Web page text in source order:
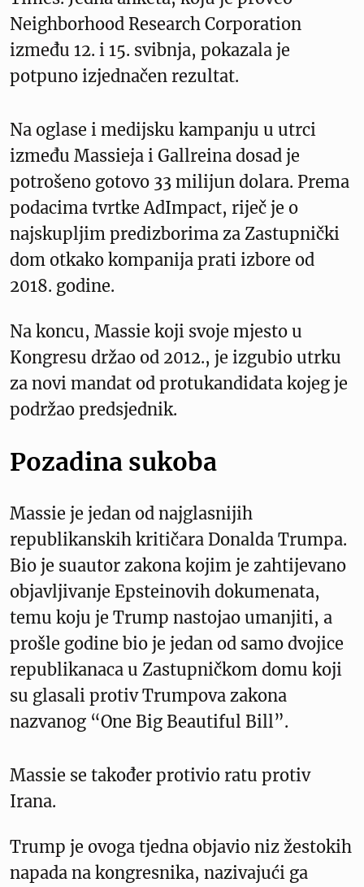
Neighborhood Research Corporation
između 12. i 15. svibnja, pokazala je
potpuno izjednačen rezultat.
Na oglase i medijsku kampanju u utrci
između Massieja i Gallreina dosad je
potrošeno gotovo 33 milijun dolara. Prema
podacima tvrtke AdImpact, riječ je o
najskupljim predizborima za Zastupnički
dom otkako kompanija prati izbore od
2018. godine.
Na koncu, Massie koji svoje mjesto u
Kongresu držao od 2012., je izgubio utrku
za novi mandat od protukandidata kojeg je
podržao predsjednik.
Pozadina sukoba
Massie je jedan od najglasnijih
republikanskih kritičara Donalda Trumpa.
Bio je suautor zakona kojim je zahtijevano
objavljivanje Epsteinovih dokumenata,
temu koju je Trump nastojao umanjiti, a
prošle godine bio je jedan od samo dvojice
republikanaca u Zastupničkom domu koji
su glasali protiv Trumpova zakona
nazvanog “One Big Beautiful Bill”.
Massie se također protivio ratu protiv
Irana.
Trump je ovoga tjedna objavio niz žestokih
napada na kongresnika, nazivajući ga